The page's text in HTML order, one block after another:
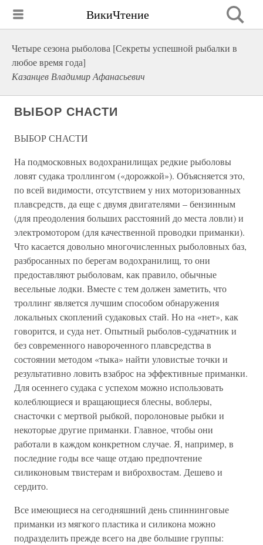
ВикиЧтение
Четыре сезона рыболова [Секреты успешной рыбалки в
любое время года]
Казанцев Владимир Афанасьевич
ВЫБОР СНАСТИ
ВЫБОР СНАСТИ
На подмосковных водохранилищах редкие рыболовы
ловят судака троллингом («дорожкой»). Объясняется это,
по всей видимости, отсутствием у них моторизованных
плавсредств, да еще с двумя двигателями – бензинным
(для преодоления больших расстояний до места ловли) и
электромотором (для качественной проводки приманки).
Что касается довольно многочисленных рыболовных баз,
разбросанных по берегам водохранилищ, то они
предоставляют рыболовам, как правило, обычные
весельные лодки. Вместе с тем должен заметить, что
троллинг является лучшим способом обнаружения
локальных скоплений судаковых стай. Но на «нет», как
говорится, и суда нет. Опытный рыболов-судачатник и
без современного навороченного плавсредства в
состоянии методом «тыка» найти уловистые точки и
результативно ловить взаброс на эффективные приманки.
Для осеннего судака с успехом можно использовать
колеблющиеся и вращающиеся блесны, воблеры,
снасточки с мертвой рыбкой, поролоновые рыбки и
некоторые другие приманки. Главное, чтобы они
работали в каждом конкретном случае. Я, например, в
последние годы все чаще отдаю предпочтение
силиконовым твистерам и виброхвостам. Дешево и
сердито.
Все имеющиеся на сегодняшний день спиннинговые
приманки из мягкого пластика и силикона можно
подразделить прежде всего на две большие группы: